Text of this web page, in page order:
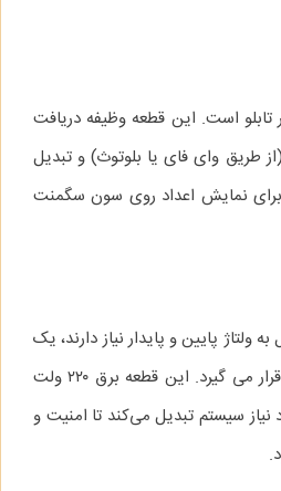
تابلو است. این قطعه وظیفه دریافت
طریق وای‌ فای یا بلوتوث) و تبدیل
نمایش اعداد روی سون‌ سگمنت‌
ولتاژ پایین و پایدار نیاز دارند، یک
منبع تغذیه صنعتی در تابلو قرار می‌ گیرد. این قطعه برق ۲۲۰ ولت
۵ ولت مورد نیاز سیستم تبدیل می‌کند تا امنیت و